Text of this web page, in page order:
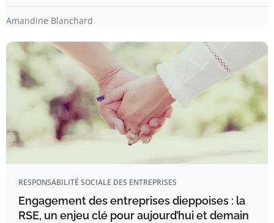
Amandine Blanchard
RESPONSABILITÉ SOCIALE DES ENTREPRISES
Engagement des entreprises dieppoises : la
RSE, un enjeu clé pour aujourd’hui et demain